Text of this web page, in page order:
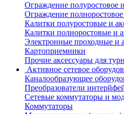
Ограждение полуростовое
Ограждение
Калитки полуростовые и
Калитки полноростовые и
Электронные проходные и
Картоприемники
Прочие аксессуары для
Активное сетевое
Каналообразующее
Преобразователи
Сетевые коммутаторы и
Коммутаторы